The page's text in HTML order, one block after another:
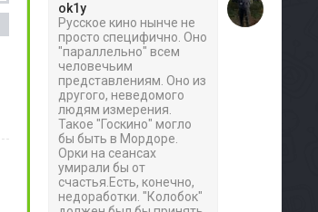
ok1y
Русское кино нынче не
просто специфично. Оно
"параллельно" всем
человечьим
представлениям. Оно из
другого, неведомого
людям измерения.
Такое "Госкино" могло
бы быть в Мордоре.
Орки на сеансах
умирали бы от
счастья.Есть, конечно,
недоработки. "Колобок"